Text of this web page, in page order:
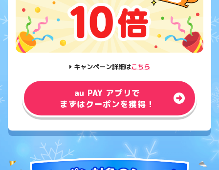
キャンペーン詳細はこちら
au PAY アプリで
まずはクーポンを獲得！